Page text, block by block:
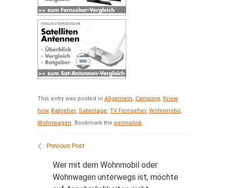
This entry was posted in Allgemein, Camping, Know
how, Ratgeber, Satanlage, TV Fernseher, Wohnmobil,
Wohnwagen. Bookmark the permalink.
Previous Post
Wer mit dem Wohnmobil oder
Wohnwagen unterwegs ist, möchte